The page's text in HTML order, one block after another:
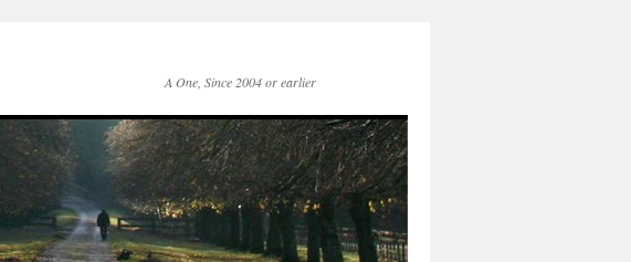
A One, Since 2004 or earlier